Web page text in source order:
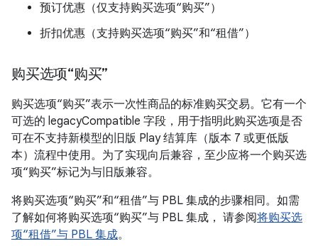
预订优惠（仅支持购买选项“购买”）
折扣优惠（支持购买选项“购买”和“租借”）
购买选项“购买”
购买选项“购买”表示一次性商品的标准购买交易。它有一个
可选的 legacyCompatible 字段，用于指明此购买选项是否
可在不支持新模型的旧版 Play 结算库（版本 7 或更低版
本）流程中使用。为了实现向后兼容，至少应将一个购买选
项“购买”标记为与旧版兼容。
将购买选项“购买”和“租借”与 PBL 集成的步骤相同。如需
了解如何将购买选项“购买”与 PBL 集成， 请参阅将购买选
项“租借”与 PBL 集成。